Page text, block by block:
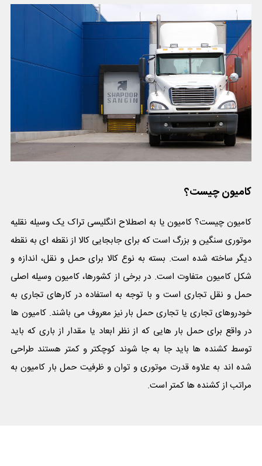
کامیون چیست؟
کامیون چیست؟ کامیون یا به اصطلاح انگلیسی تراک یک وسیله نقلیه
موتوری سنگین و بزرگ است که برای جابجایی کالا از نقطه ای به نقطه
دیگر ساخته شده است. بسته به نوع کالا برای حمل و نقل، اندازه و
شکل کامیون متفاوت است. در برخی از کشورها، کامیون وسیله اصلی
حمل و نقل تجاری است و با توجه به استفاده در کارهای تجاری به
خودروهای تجاری یا تجاری حمل بار نیز معروف می باشند. کامیون ها
در واقع برای حمل بار هایی که از نظر ابعاد یا مقدار از باری که باید
توسط کشنده ها باید جا به جا شوند کوچکتر و کمتر هستند طراحی
شده اند به علاوه قدرت موتوری و توان و ظرفیت حمل بار کامیون به
مراتب از کشنده ها کمتر است.